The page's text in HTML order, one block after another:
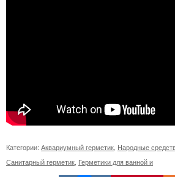
Категории: Аквариумный герметик Народные
Санитарный герметик Герметики для ванной и